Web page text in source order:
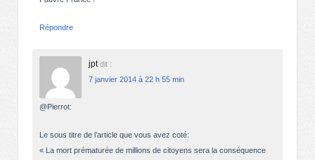
Répondre
jpt dit :
7 janvier 2014 à 22 h 55 min
@Pierrot:
Le sous titre de l’article que vous avez coté:
« La mort prématurée de millions de citoyens sera la conséquence